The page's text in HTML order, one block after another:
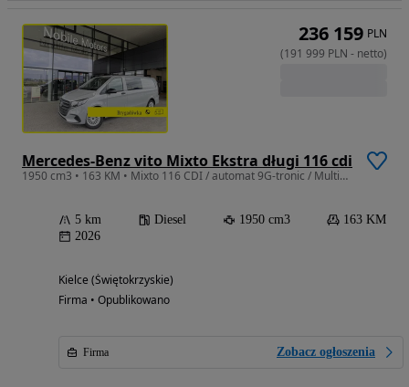
Mercedes-Benz vito Mixto Ekstra długi 116 cdi
1950 cm3 • 163 KM • Mixto 116 CDI / automat 9G-tronic / Multibeam / 6-osobowy / skóra
5 km Diesel 1950 cm3
163 KM
2026
Kielce (Świętokrzyskie)
Firma • Opublikowano
Firma Zobacz ogłoszenia
236 159 PLN
(191 999 PLN - netto)